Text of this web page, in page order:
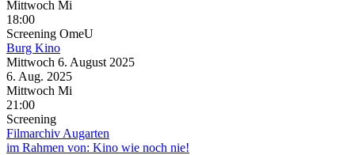
Mittwoch Mi
18:00
Screening OmeU
Burg Kino
Mittwoch 6. August 2025
6. Aug. 2025
Mittwoch Mi
21:00
Screening
Filmarchiv Augarten
im Rahmen von: Kino wie noch nie!